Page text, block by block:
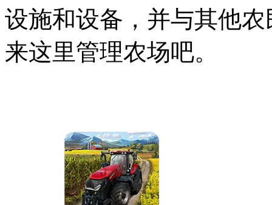
设施和设备，并与其他
来这里管理农场吧。